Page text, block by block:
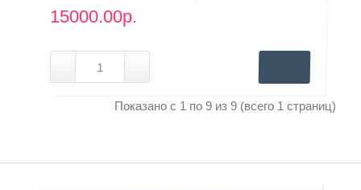
15000.00р.
Показано с 1 по 9 из 9 (всего 1 страниц)